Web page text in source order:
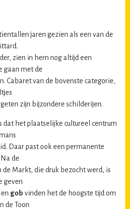
jaren gezien als een van de
zien in hem nog altijd een
gaan met de
Cabaret van de bovenste categorie,
zijn bijzondere schilderijen.
dat het plaatselijke cultureel centrum
Daar past ook een permanente
de
Markt, die druk bezocht werd, is
geven
gob vinden het de hoogste tijd om
de Toon